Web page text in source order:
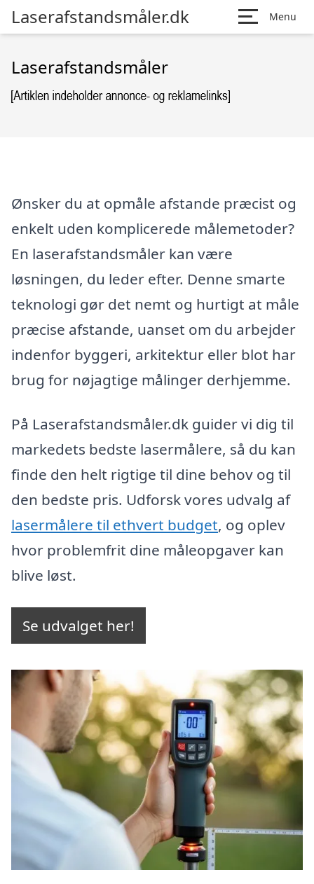
Laserafstandsmåler.dk Menu
Laserafstandsmåler
Ønsker du at opmåle afstande præcist og
enkelt uden komplicerede målemetoder?
En laserafstandsmåler kan være
løsningen, du leder efter. Denne smarte
teknologi gør det nemt og hurtigt at måle
præcise afstande, uanset om du arbejder
indenfor byggeri, arkitektur eller blot har
brug for nøjagtige målinger derhjemme.
På Laserafstandsmåler.dk guider vi dig til
markedets bedste lasermålere, så du kan
finde den helt rigtige til dine behov og til
den bedste pris. Udforsk vores udvalg af
lasermålere til ethvert budget, og oplev
hvor problemfrit dine måleopgaver kan
blive løst.
Se udvalget her!